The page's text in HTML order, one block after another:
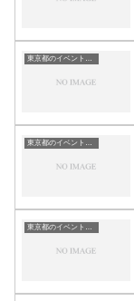
東京都のイベント会場一覧
東京都のイベント会場一覧
東京都のイベント会場一覧